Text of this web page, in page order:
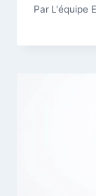
Par L'équipe